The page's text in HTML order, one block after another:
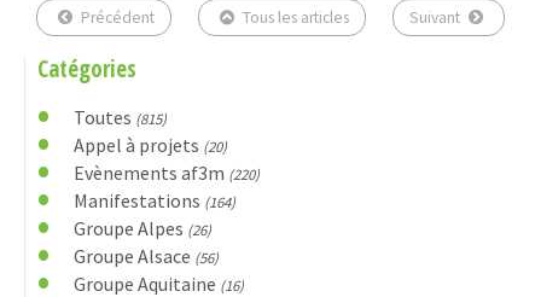
Précédent Tous les articles Suivant
Catégories
Toutes (815)
Appel à projets (20)
Evènements af3m (220)
Manifestations (164)
Groupe Alpes (26)
Groupe Alsace (56)
Groupe Aquitaine (16)